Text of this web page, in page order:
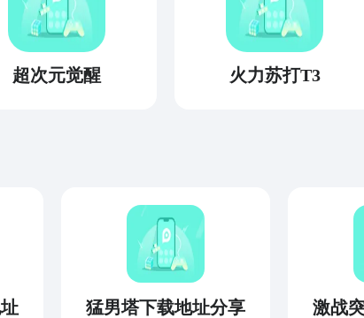
超次元觉醒 火力苏打T3
猛男塔下载地址分享 激战